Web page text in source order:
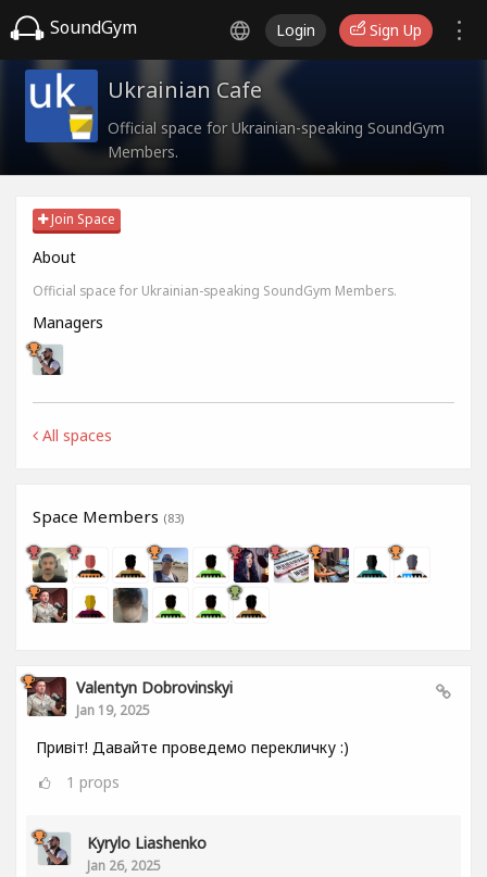
SoundGym Login Sign Up
Ukrainian Cafe
Official space for Ukrainian-speaking SoundGym
Members.
Join Space
About
Official space for Ukrainian-speaking SoundGym Members.
Managers
All spaces
Space Members (83)
Valentyn Dobrovinskyi
Jan 19, 2025
Привіт! Давайте проведемо перекличку :)
1 props
Kyrylo Liashenko
Jan 26, 2025